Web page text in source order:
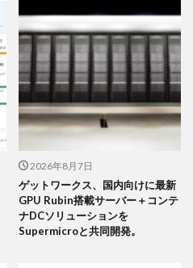
2026年8月7日
ゲットワークス、国内向けに最新
GPU Rubin搭載サーバー＋コンテ
ナDCソリューションを
Supermicroと共同開発。